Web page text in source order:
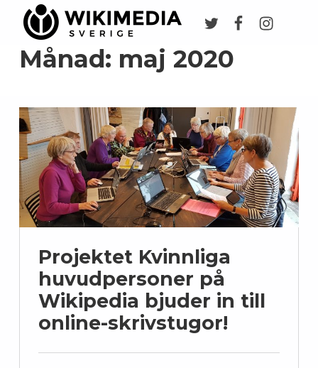
Månad: maj 2020
Projektet Kvinnliga
huvudpersoner på
Wikipedia bjuder in till
online-skrivstugor!